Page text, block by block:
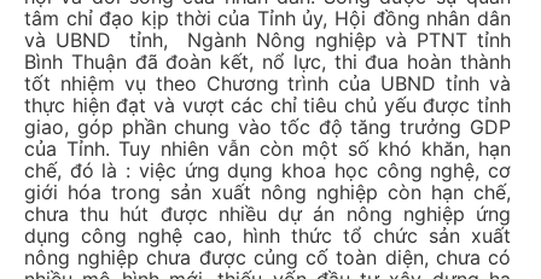
tâm chỉ đạo kịp thời của Tỉnh ủy, Hội đồng nhân dân
và UBND tỉnh, Ngành Nông nghiệp và PTNT tỉnh
Bình Thuận đã đoàn kết, nổ lực, thi đua hoàn thành
tốt nhiệm vụ theo Chương trình của UBND tỉnh và
thực hiện đạt và vượt các chỉ tiêu chủ yếu được tỉnh
giao, góp phần chung vào tốc độ tăng trưởng GDP
của Tỉnh. Tuy nhiên vẫn còn một số khó khăn, hạn
chế, đó là : việc ứng dụng khoa học công nghệ, cơ
giới hóa trong sản xuất nông nghiệp còn hạn chế,
chưa thu hút được nhiều dự án nông nghiệp ứng
dụng công nghệ cao, hình thức tổ chức sản xuất
nông nghiệp chưa được củng cố toàn diện, chưa có